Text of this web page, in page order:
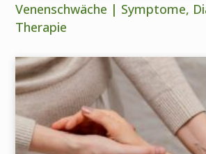
Venenschwäche | Symptome,
Therapie